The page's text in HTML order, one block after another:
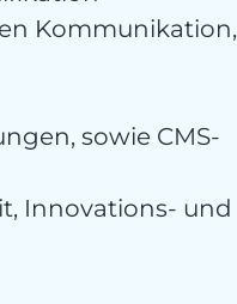
Kommunikation,
sowie CMS-
Innovations- und